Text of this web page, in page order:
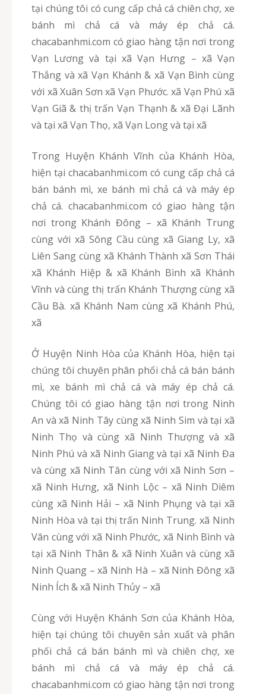
tại chúng tôi có cung cấp chả cá chiên chợ, xe
bánh mì chả cá và máy ép chả cá.
chacabanhmi.com có giao hàng tận nơi trong
Vạn Lương và tại xã Vạn Hưng – xã Vạn
Thắng và xã Vạn Khánh & xã Vạn Bình cùng
với xã Xuân Sơn xã Vạn Phước. xã Vạn Phú xã
Vạn Giã & thị trấn Vạn Thạnh & xã Đại Lãnh
và tại xã Vạn Thọ, xã Vạn Long và tại xã
Trong Huyện Khánh Vĩnh của Khánh Hòa,
hiện tại chacabanhmi.com có cung cấp chả cá
bán bánh mì, xe bánh mì chả cá và máy ép
chả cá. chacabanhmi.com có giao hàng tận
nơi trong Khánh Đông – xã Khánh Trung
cùng với xã Sông Cầu cùng xã Giang Ly, xã
Liên Sang cùng xã Khánh Thành xã Sơn Thái
xã Khánh Hiệp & xã Khánh Bình xã Khánh
Vĩnh và cùng thị trấn Khánh Thượng cùng xã
Cầu Bà. xã Khánh Nam cùng xã Khánh Phú,
xã
Ở Huyện Ninh Hòa của Khánh Hòa, hiện tại
chúng tôi chuyên phân phối chả cá bán bánh
mì, xe bánh mì chả cá và máy ép chả cá.
Chúng tôi có giao hàng tận nơi trong Ninh
An và xã Ninh Tây cùng xã Ninh Sim và tại xã
Ninh Thọ và cùng xã Ninh Thượng và xã
Ninh Phú và xã Ninh Giang và tại xã Ninh Đa
và cùng xã Ninh Tân cùng với xã Ninh Sơn –
xã Ninh Hưng, xã Ninh Lộc – xã Ninh Diêm
cùng xã Ninh Hải – xã Ninh Phụng và tại xã
Ninh Hòa và tại thị trấn Ninh Trung. xã Ninh
Vân cùng với xã Ninh Phước, xã Ninh Bình và
tại xã Ninh Thân & xã Ninh Xuân và cùng xã
Ninh Quang – xã Ninh Hà – xã Ninh Đông xã
Ninh Ích & xã Ninh Thủy – xã
Cùng với Huyện Khánh Sơn của Khánh Hòa,
hiện tại chúng tôi chuyên sản xuất và phân
phối chả cá bán bánh mì và chiên chợ, xe
bánh mì chả cá và máy ép chả cá.
chacabanhmi.com có giao hàng tận nơi trong